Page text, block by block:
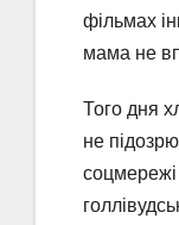
фільмах
мама не
Того дня
не